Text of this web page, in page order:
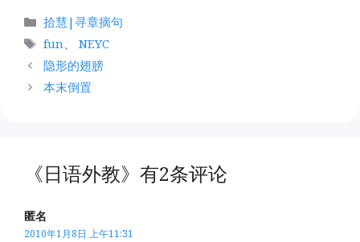
分
类
拾慧|寻章摘句
标
签
fun、 NEYC
隐形的翅膀
本末倒置
《日语外教》有2条评论
匿名
2010年1月8日 上午11:31